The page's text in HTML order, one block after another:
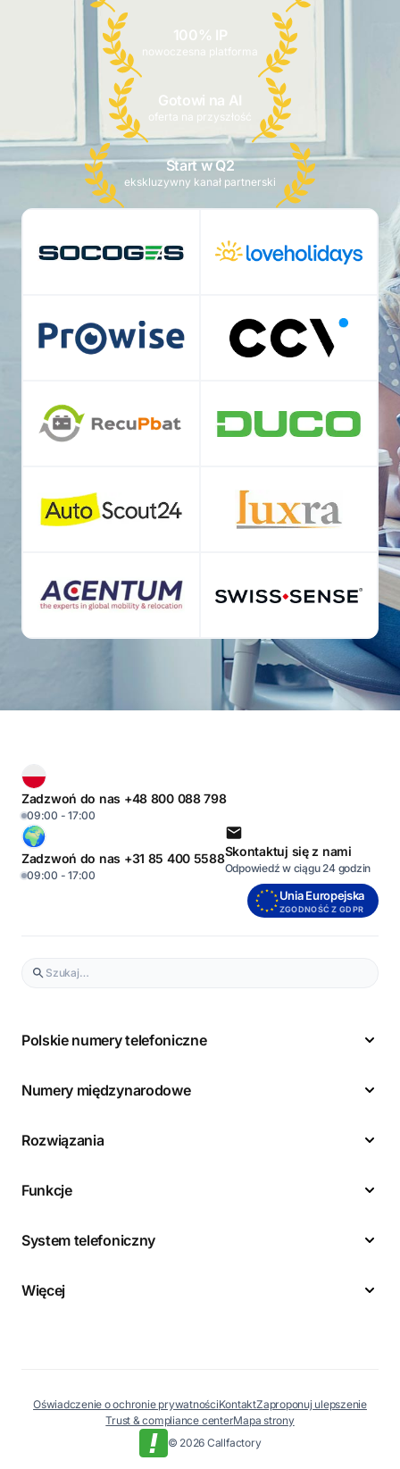
100% IP
nowoczesna platforma
Gotowi na AI
oferta na przyszłość
Start w Q2
ekskluzywny kanał partnerski
Zadzwoń do nas +48 800 088 798
09:00 - 17:00
Zadzwoń do nas +31 85 400 5588
09:00 - 17:00
Skontaktuj się z nami
Odpowiedź w ciągu 24 godzin
Unia Europejska
ZGODNOŚĆ Z GDPR
Polskie numery telefoniczne
Numery międzynarodowe
Rozwiązania
Funkcje
System telefoniczny
Więcej
© 2026 Callfactory
Oświadczenie o ochronie prywatnościKontaktZaproponuj ulepszenie
Trust & compliance centerMapa strony